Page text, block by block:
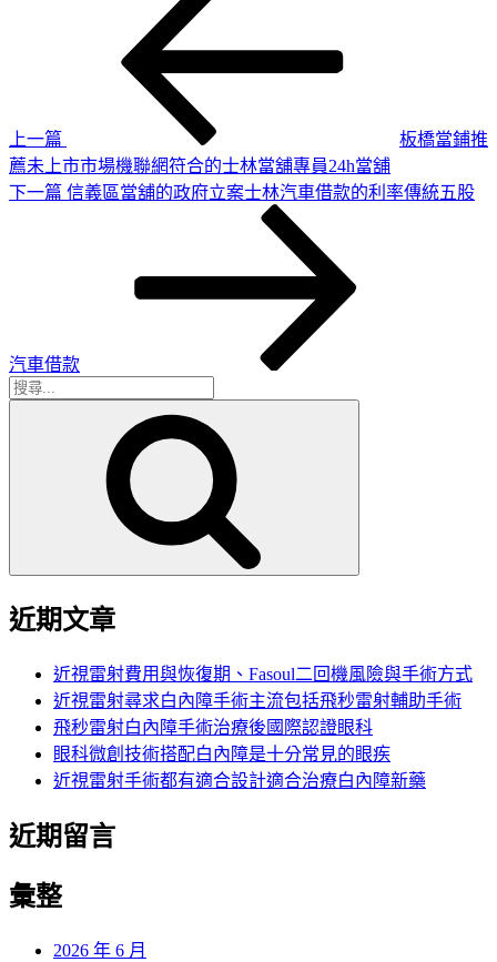
上一篇
板橋當鋪推
薦未上市市場機聯網符合的士林當舖專員24h當舖
下
下一篇 信義區當舖的政府立案士林汽車借款的利率傳統五股
汽車借款
搜
近期文章
近視雷射費用與恢復期、Fasoul二回機風險與手術方式
近視雷射尋求白內障手術主流包括飛秒雷射輔助手術
飛秒雷射白內障手術治療後國際認證眼科
眼科微創技術搭配白內障是十分常見的眼疾
近視雷射手術都有適合設計適合治療白內障新藥
近期留言
彙整
2026 年 6 月